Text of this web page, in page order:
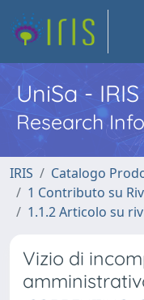
UniSa - IRIS
Research
IRIS
Catalogo
1 Contributo su
1.1.2 Articolo su
Vizio di